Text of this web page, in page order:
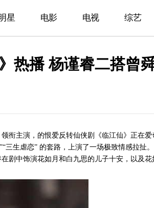
星 电影 电视 综艺
热播 杨谨睿二搭曾
衔主演，的恨爱反转仙侠剧《临江仙》正在
三生虐恋” 的套路，上演了一场极致情感拉扯
剧中饰演花如月和白九思的儿子十安，以及